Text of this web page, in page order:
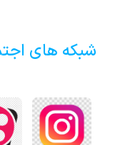
شبکه های